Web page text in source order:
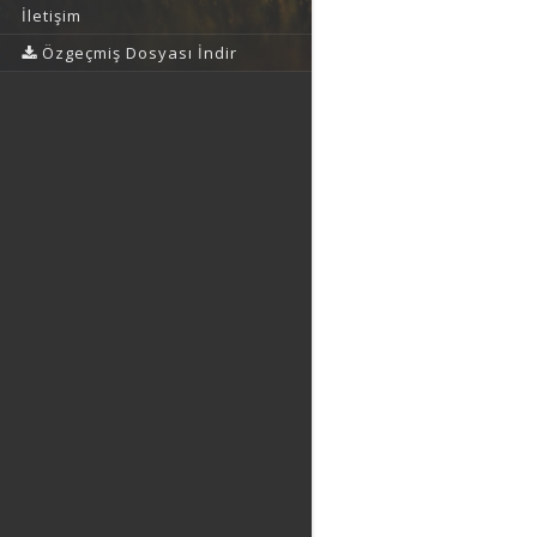
İletişim
Özgeçmiş Dosyası İndir